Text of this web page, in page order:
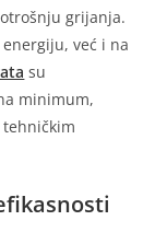
grijanja.
već i na
su
minimum,